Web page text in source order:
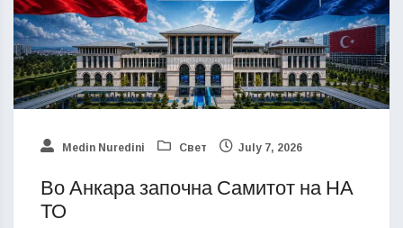
Medin Nuredini Свет July 7, 2026
Во Анкара започна Самитот на НА
ТО